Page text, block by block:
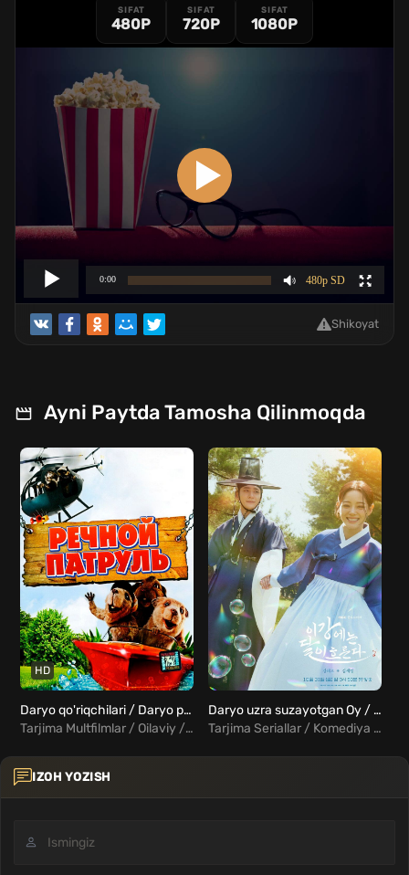
SIFAT
480P
SIFAT
720P
SIFAT
1080P
Shikoyat
Ayni Paytda Tamosha Qilinmoqda
HD
Daryo qo'riqchilari / Daryo patruli / Daryo bo'yidagi ertaklar Uzbek Tilida
Tarjima Multfilmlar / Oilaviy / Xorij Multfilmlar Uzbek Tilida
Daryo uzra suzayotgan Oy / Daryo ustida oqayotgan Oy Barcha qismlar Uzbek Tilida
Tarjima Seriallar / Komediya / Melodrama / Fentezi / Xorij Seriallar Uzbek Tilida
IZOH YOZISH